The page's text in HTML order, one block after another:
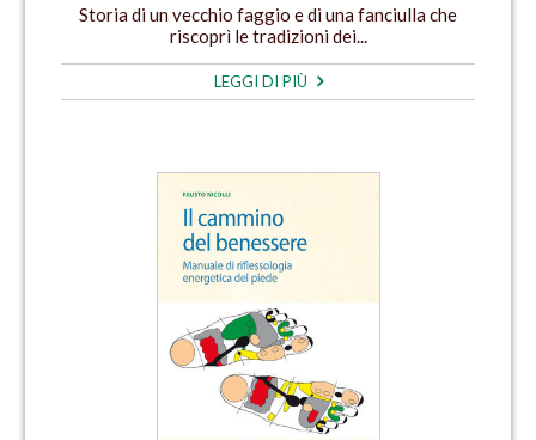
Storia di un vecchio faggio e di una fanciulla che
riscoprì le tradizioni dei...
LEGGI DI PIÙ